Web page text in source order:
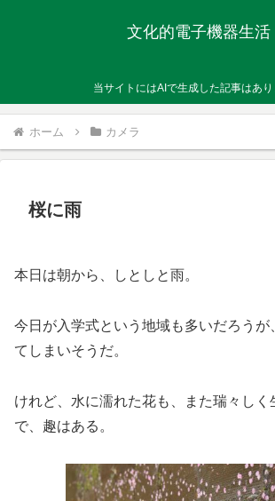
文化的電子機器生活
当サイトにはAIで生成した記事はあ
ホーム カメラ
桜に雨
本日は朝から、しとしと雨。
今日が入学式という地域も多いだろうが
てしまいそうだ。
けれど、水に濡れた花も、また瑞々しく
で、趣はある。